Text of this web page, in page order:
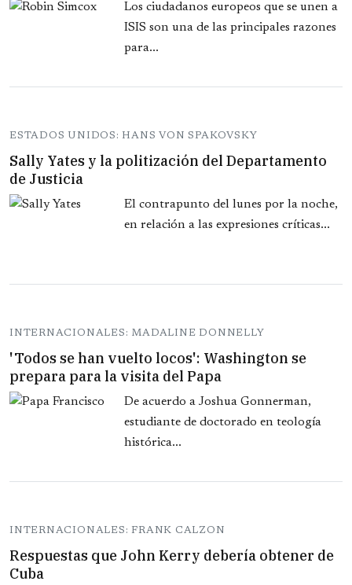
Los ciudadanos europeos que se unen a
ISIS son una de las principales razones
para...
ESTADOS UNIDOS: HANS VON SPAKOVSKY
Sally Yates y la politización del Departamento
de Justicia
El contrapunto del lunes por la noche,
en relación a las expresiones críticas...
INTERNACIONALES: MADALINE DONNELLY
'Todos se han vuelto locos': Washington se
prepara para la visita del Papa
De acuerdo a Joshua Gonnerman,
estudiante de doctorado en teología
histórica...
INTERNACIONALES: FRANK CALZON
Respuestas que John Kerry debería obtener de
Cuba